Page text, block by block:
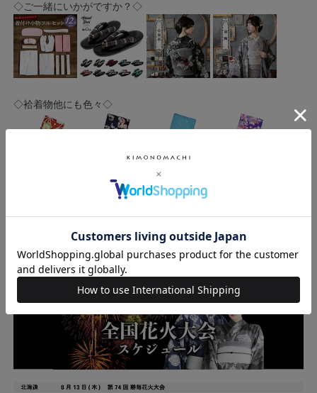
◇ご一緒にいかがですか？◇
◇袷着物他にも色々◇